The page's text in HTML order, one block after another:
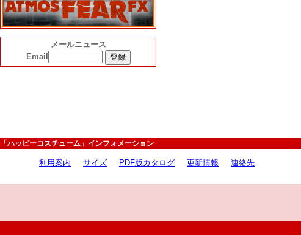
メールニュース
Email
「ハッピーコスチューム」インフォメーション
利用案内 サイズ PDF版カタログ 更新情報 連絡先